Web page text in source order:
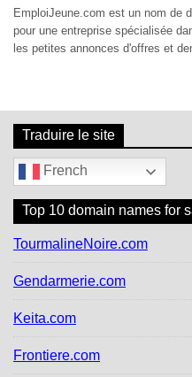
EmploiJeune.com est un nom de
pour une entreprise spécialisée
les petites annonces d'offres et
Traduire le site
French
Top 10 domain names for
TourmalineNoire.com
Gendarmerie.com
Keita.com
Frontiere.com